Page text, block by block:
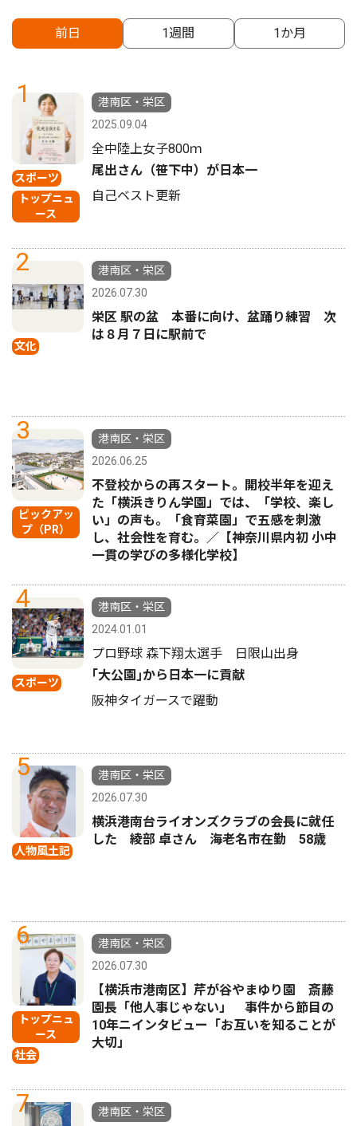
前日 1週間 1か月
1
スポーツ
トップニュ
ース
港南区・栄区
2025.09.04
全中陸上女子800ｍ
尾出さん（笹下中）が日本一
自己ベスト更新
2
文化
港南区・栄区
2026.07.30
栄区 駅の盆 本番に向け、盆踊り練習 次
は８月７日に駅前で
3
ピックアッ
プ（PR）
港南区・栄区
2026.06.25
不登校からの再スタート。開校半年を迎え
た「横浜きりん学園」では、「学校、楽し
い」の声も。「食育菜園」で五感を刺激
し、社会性を育む。／【神奈川県内初 小中
一貫の学びの多様化学校】
4
スポーツ
港南区・栄区
2024.01.01
プロ野球 森下翔太選手 日限山出身
｢大公園｣から日本一に貢献
阪神タイガースで躍動
5
人物風土記
港南区・栄区
2026.07.30
横浜港南台ライオンズクラブの会長に就任
した 綾部 卓さん 海老名市在勤 58歳
6
トップニュ
ース
社会
港南区・栄区
2026.07.30
【横浜市港南区】芹が谷やまゆり園 斎藤
園長「他人事じゃない」 事件から節目の
10年ニインタビュー「お互いを知ることが
大切」
7
港南区・栄区